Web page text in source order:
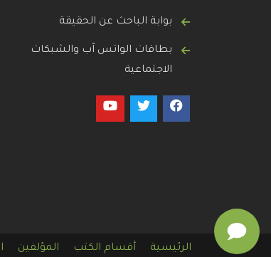
بوابة الباحث عن الحقيقة
بطاقات الواتس آب والشبكات
الاجتماعية
الرئيسية أقسام الكتب المؤلفين